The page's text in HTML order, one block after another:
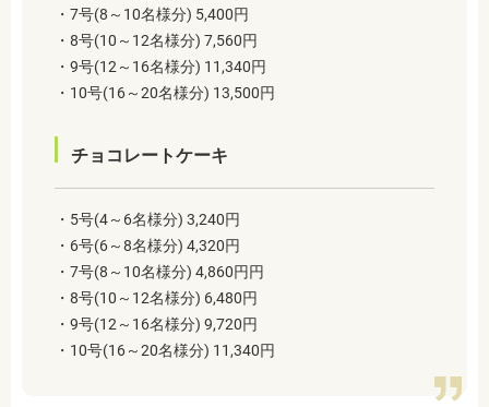
・7号(8～10名様分) 5,400円
・8号(10～12名様分) 7,560円
・9号(12～16名様分) 11,340円
・10号(16～20名様分) 13,500円
チョコレートケーキ
・5号(4～6名様分) 3,240円
・6号(6～8名様分) 4,320円
・7号(8～10名様分) 4,860円円
・8号(10～12名様分) 6,480円
・9号(12～16名様分) 9,720円
・10号(16～20名様分) 11,340円